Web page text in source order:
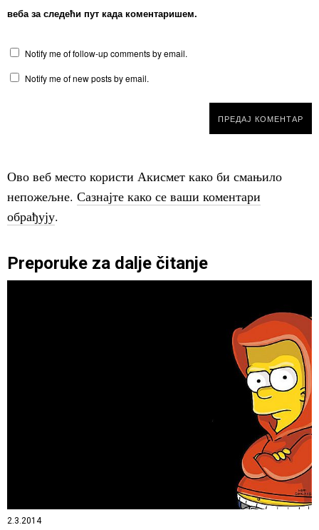
веба за следећи пут када коментаришем.
Notify me of follow-up comments by email.
Notify me of new posts by email.
Ово веб место користи Акисмет како би смањило
непожељне. Сазнајте како се ваши коментари
обрађују.
Preporuke za dalje čitanje
2.3.2014